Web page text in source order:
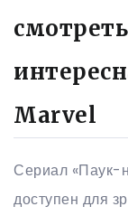
Marvel
Сериал «Паук-
доступен для